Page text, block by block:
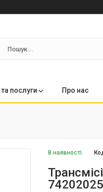
послуги Про нас
В наявності
74202025